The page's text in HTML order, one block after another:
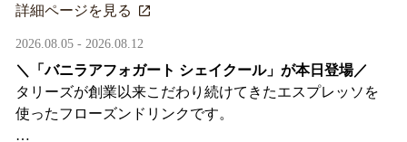
詳細ページを見る
2026.08.05 - 2026.08.12
＼「バニラアフォガート シェイクール」が本日登場／
タリーズが創業以来こだわり続けてきたエスプレッソを
使ったフローズンドリンクです。